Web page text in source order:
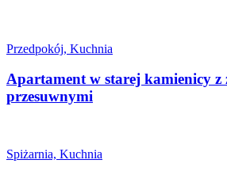
Przedpokój, Kuchnia
Apartament w starej kamienicy z
przesuwnymi
Spiżarnia, Kuchnia